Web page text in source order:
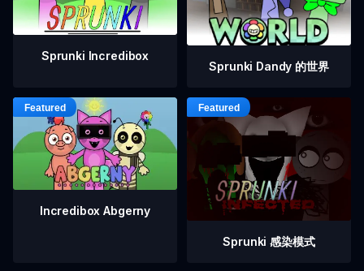
Sprunki Incredibox
Sprunki Dandy 的世界
Incredibox Abgerny
Sprunki 感染模式